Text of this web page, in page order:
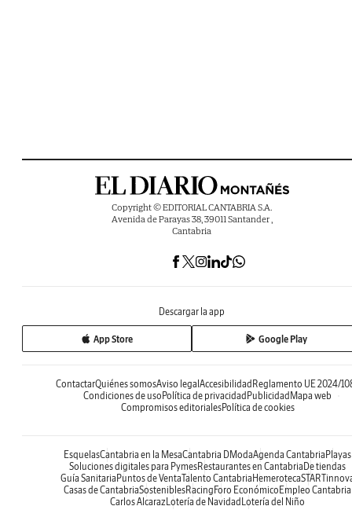
Copyright © EDITORIAL CANTABRIA S.A.
Avenida de Parayas 38, 39011 Santander ,
Cantabria
Descargar la app
App Store Google Play
ContactarQuiénes somosAviso legal Accesibilidad Reglamento UE 2024/
Condiciones de uso Política de privacidad Publicidad Mapa web
Compromisos editorialesPolítica de cookies
EsquelasCantabria en la MesaCantabria DModaAgenda Cantabria Playas
Soluciones digitales para PymesRestaurantes en Cantabria De tiendas
Guía Sanitaria Puntos de VentaTalento Cantabria Hemeroteca
Casas de CantabriaSosteniblesRacing Foro Económico Empleo Cantabria
Carlos AlcarazLotería de Navidad Lotería del Niño